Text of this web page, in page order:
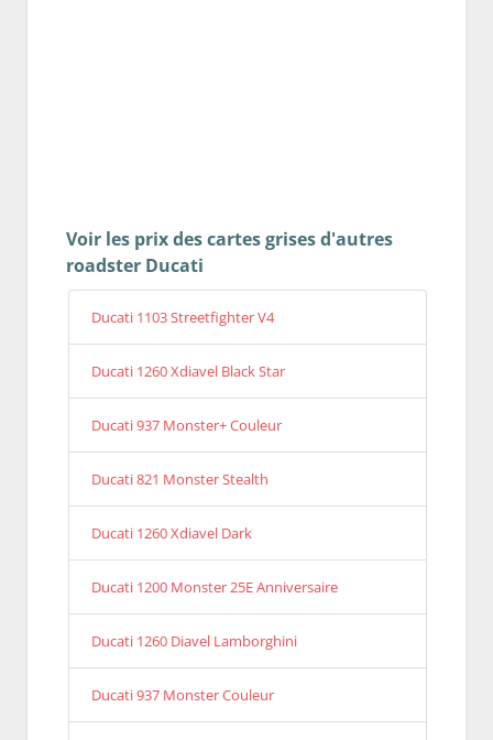
Voir les prix des cartes grises d'autres
roadster Ducati
Ducati 1103 Streetfighter V4
Ducati 1260 Xdiavel Black Star
Ducati 937 Monster+ Couleur
Ducati 821 Monster Stealth
Ducati 1260 Xdiavel Dark
Ducati 1200 Monster 25E Anniversaire
Ducati 1260 Diavel Lamborghini
Ducati 937 Monster Couleur